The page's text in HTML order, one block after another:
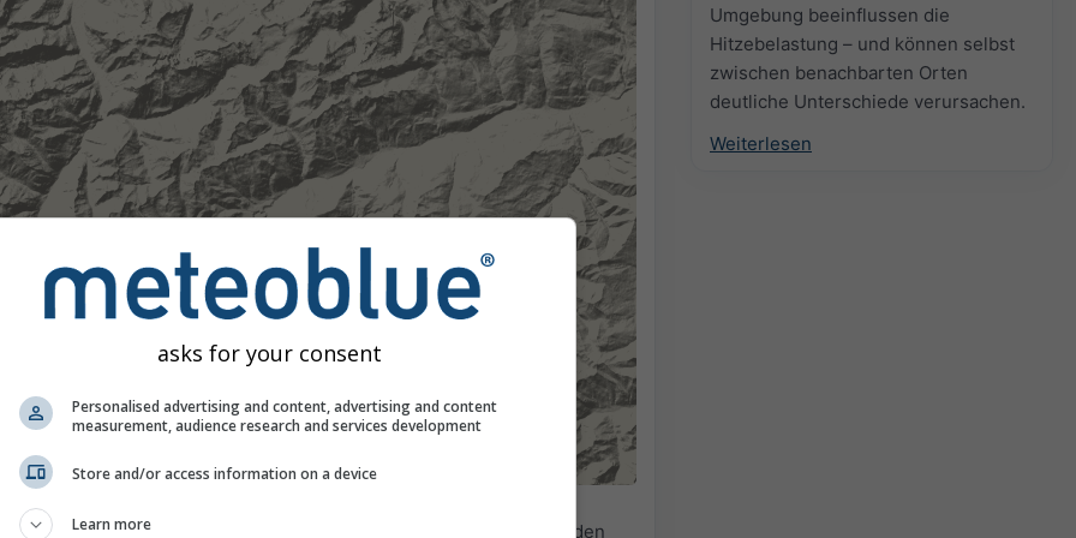
Umgebung beeinflussen die
Hitzebelastung – und können selbst
zwischen benachbarten Orten
deutliche Unterschiede verursachen.
Weiterlesen
Moderat
8.77°O. Diese Animation zeigt das
für den
asks for your consent
Personalised advertising and content, advertising and content
measurement, audience research and services development
Store and/or access information on a device
Learn more